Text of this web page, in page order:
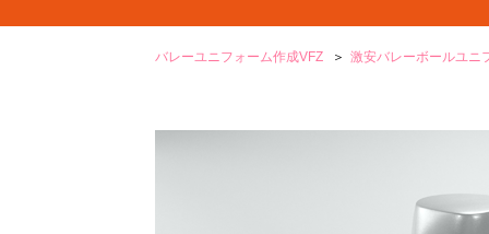
バレーユニフォーム作成VFZ 激安バレーボールユニ